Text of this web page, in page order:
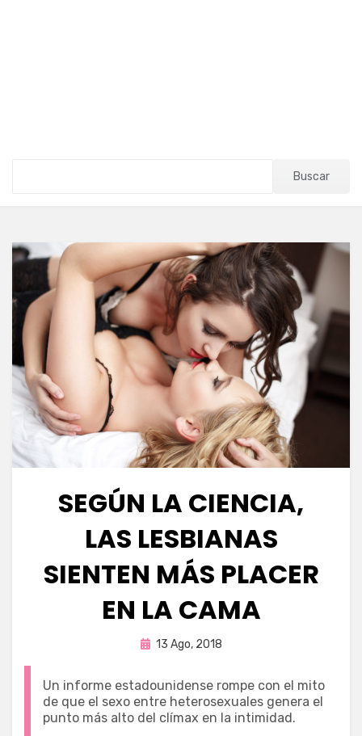
Buscar
SEGÚN LA CIENCIA,
LAS LESBIANAS
SIENTEN MÁS PLACER
EN LA CAMA
porEnrique
Publicada
13 Ago, 2018
Un informe estadounidense rompe con el mito
de que el sexo entre heterosexuales genera el
punto más alto del clímax en la intimidad.